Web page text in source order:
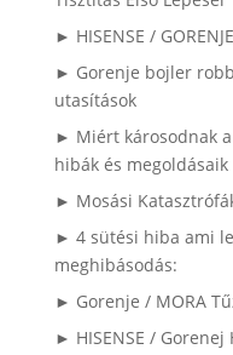
► HISENSE /
► Gorenje bojler
utasítások
► Miért károsodnak a
hibák és megoldásaik
► Mosási
► 4 sütési hiba ami
meghibásodás:
► Gorenje / MORA
► HISENSE /